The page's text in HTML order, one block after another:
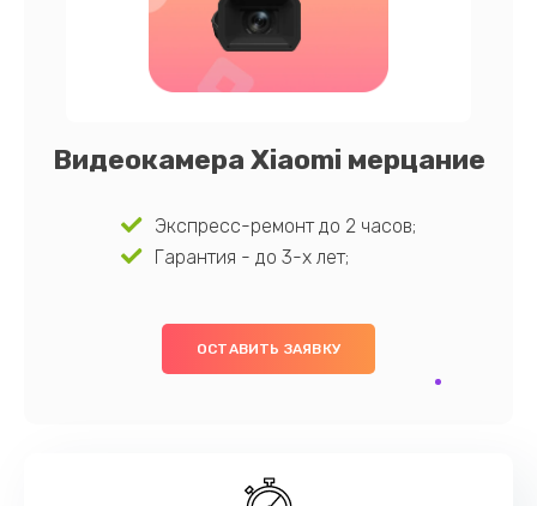
Видеокамера Xiaomi мерцание
Экспресс-ремонт до 2 часов;
Гарантия - до 3-х лет;
ОСТАВИТЬ ЗАЯВКУ